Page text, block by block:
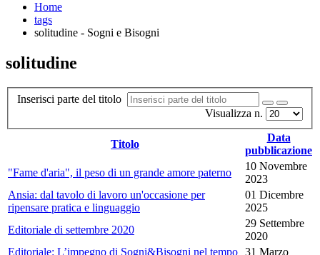
Home
tags
solitudine - Sogni e Bisogni
solitudine
Inserisci parte del titolo
Visualizza n.
Titolo
Data
pubblicazione
"Fame d'aria", il peso di un grande amore paterno
10 Novembre
2023
Ansia: dal tavolo di lavoro un'occasione per
ripensare pratica e linguaggio
01 Dicembre
2025
Editoriale di settembre 2020
29 Settembre
2020
Editoriale: L’impegno di Sogni&Bisogni nel tempo 31 Marzo